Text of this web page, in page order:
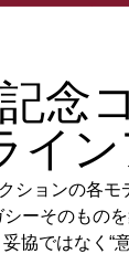
念
イ
ションの各モ
シーそのもの
協ではなく“